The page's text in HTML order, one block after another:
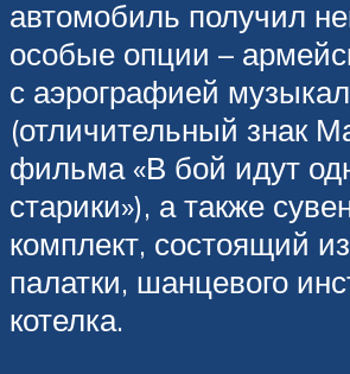
автомобиль получил
особые опции –
с аэрографией
(отличительный знак
фильма «В бой идут
старики»), а также
комплект, состоящий
палатки, шанцевого
котелка.